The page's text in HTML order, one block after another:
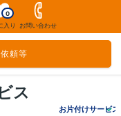
入り
0
お問い合わせ
頼等
ス